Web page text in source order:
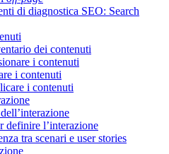
di diagnostica SEO: Search
dei contenuti
i contenuti
i contenuti
i contenuti
definire l’interazione
tra scenari e user stories